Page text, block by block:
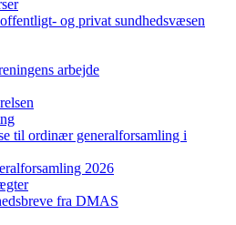
og privat sundhedsvæsen
arbejde
til ordinær generalforsamling i
2026
fra DMAS